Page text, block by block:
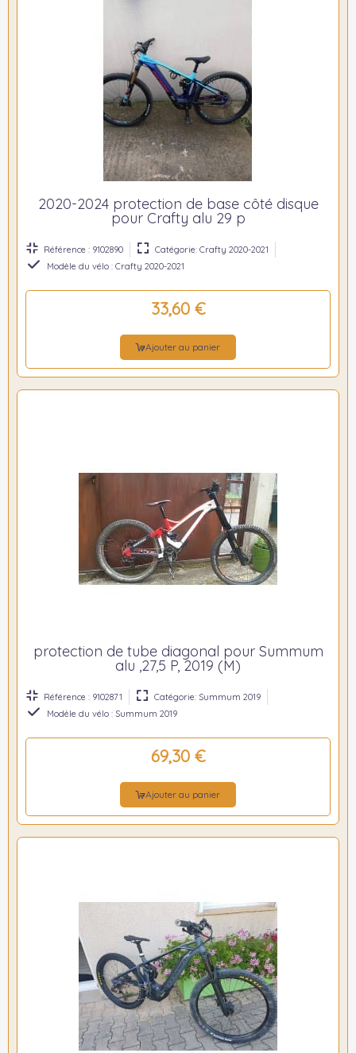
2020-2024 protection de base côté disque
pour Crafty alu 29 p
Référence : 9102890
Catégorie: Crafty 2020-2021
Modèle du vélo : Crafty 2020-2021
33,60 €
Ajouter au panier
protection de tube diagonal pour Summum
alu ,27,5 P, 2019 (M)
Référence : 9102871
Catégorie: Summum 2019
Modèle du vélo : Summum 2019
69,30 €
Ajouter au panier